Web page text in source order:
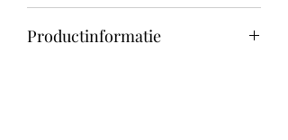
Productinformatie